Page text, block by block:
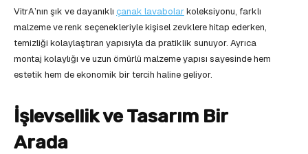
VitrA’nın şık ve dayanıklı çanak lavabolarkoleksiyonu, farklı
malzeme ve renk seçenekleriyle kişisel zevklere hitap ederken,
temizliği kolaylaştıran yapısıyla da pratiklik sunuyor. Ayrıca
montaj kolaylığı ve uzun ömürlü malzeme yapısı sayesinde hem
estetik hem de ekonomik bir tercih haline geliyor.
İşlevsellik ve Tasarım Bir
Arada